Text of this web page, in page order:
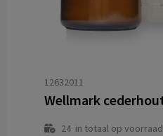
12632011
24in totaal op voorraad